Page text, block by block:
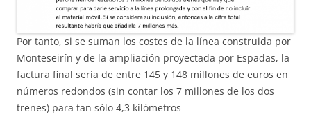
Por tanto, si se suman los costes de la línea construida por
Monteseirín y de la ampliación proyectada por Espadas, la
factura final sería de entre 145 y 148 millones de euros en
números redondos (sin contar los 7 millones de los dos
trenes) para tan sólo 4,3 kilómetros